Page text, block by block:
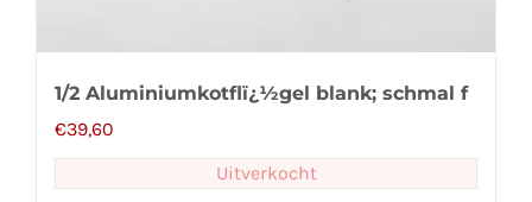
1/2 Aluminiumkotflï¿½gel blank; schmal f
€39,60
Uitverkocht